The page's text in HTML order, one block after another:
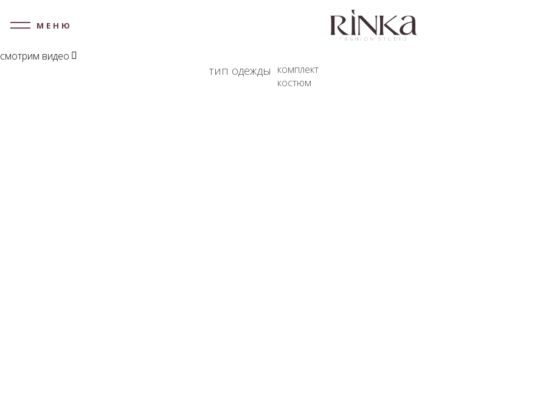
МЕНЮ
смотрим видео
тип одежды комплект
костюм